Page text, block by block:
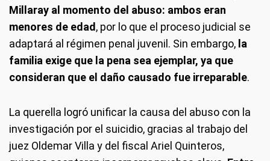
Millaray al momento del abuso: ambos eran
menores de edad , por lo que el proceso judicial se
adaptará al régimen penal juvenil. Sin embargo, la
familia exige que la pena sea ejemplar, ya que
consideran que el daño causado fue irreparable.
La querella logró unificar la causa del abuso con la
investigación por el suicidio, gracias al trabajo del
juez Oldemar Villa y del fiscal Ariel Quinteros,